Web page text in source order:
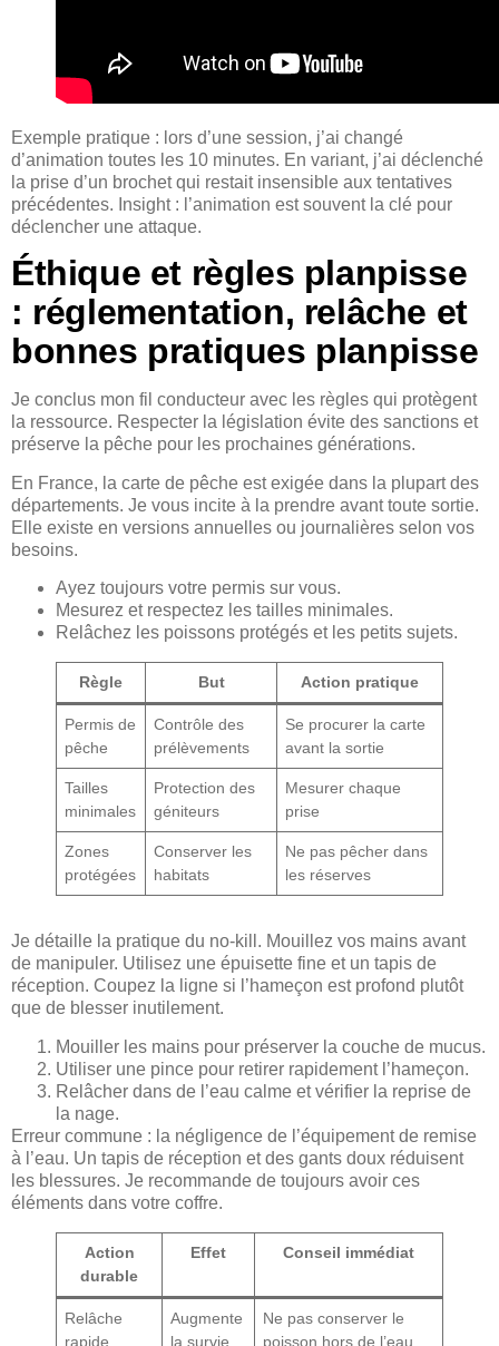
Exemple pratique : lors d’une session, j’ai changé
d’animation toutes les 10 minutes. En variant, j’ai déclenché
la prise d’un brochet qui restait insensible aux tentatives
précédentes. Insight : l’animation est souvent la clé pour
déclencher une attaque.
Éthique et règles planpisse
: réglementation, relâche et
bonnes pratiques planpisse
Je conclus mon fil conducteur avec les règles qui protègent
la ressource. Respecter la législation évite des sanctions et
préserve la pêche pour les prochaines générations.
En France, la carte de pêche est exigée dans la plupart des
départements. Je vous incite à la prendre avant toute sortie.
Elle existe en versions annuelles ou journalières selon vos
besoins.
Ayez toujours votre permis sur vous.
Mesurez et respectez les tailles minimales.
Relâchez les poissons protégés et les petits sujets.
Règle But Action pratique
Permis de
pêche
Contrôle des
prélèvements
Se procurer la carte
avant la sortie
Tailles
minimales
Protection des
géniteurs
Mesurer chaque
prise
Zones
protégées
Conserver les
habitats
Ne pas pêcher dans
les réserves
Je détaille la pratique du no-kill. Mouillez vos mains avant
de manipuler. Utilisez une épuisette fine et un tapis de
réception. Coupez la ligne si l’hameçon est profond plutôt
que de blesser inutilement.
Mouiller les mains pour préserver la couche de mucus.
Utiliser une pince pour retirer rapidement l’hameçon.
Relâcher dans de l’eau calme et vérifier la reprise de
la nage.
Erreur commune : la négligence de l’équipement de remise
à l’eau. Un tapis de réception et des gants doux réduisent
les blessures. Je recommande de toujours avoir ces
éléments dans votre coffre.
Action
durable
Effet Conseil immédiat
Relâche
rapide
Augmente
la survie
Ne pas conserver le
poisson hors de l’eau